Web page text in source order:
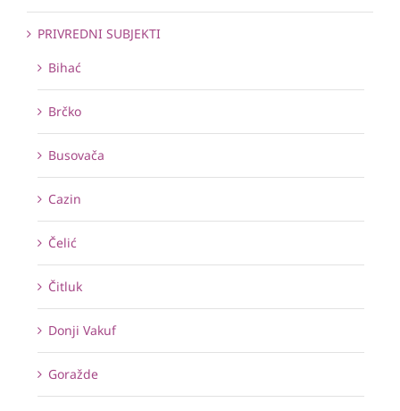
PRIVREDNI SUBJEKTI
Bihać
Brčko
Busovača
Cazin
Čelić
Čitluk
Donji Vakuf
Goražde